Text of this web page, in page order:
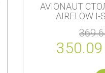
AVIONAUT
AIRFLOW I-